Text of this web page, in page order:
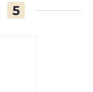
5